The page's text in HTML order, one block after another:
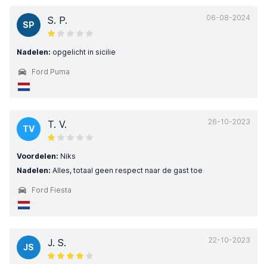
06-08-2024
SP S. P.
Nadelen: opgelicht in sicilie
Ford Puma
26-10-2023
TV T. V.
Voordelen: Niks
Nadelen: Alles, totaal geen respect naar de gast toe
Ford Fiesta
22-10-2023
JS J. S.